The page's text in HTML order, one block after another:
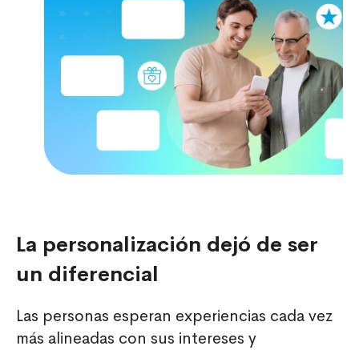
La personalización dejó de ser
un diferencial
Las personas esperan experiencias cada vez
más alineadas con sus intereses y